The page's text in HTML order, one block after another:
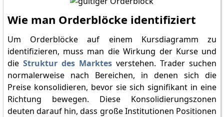
Wie man Orderblöcke identifiziert
Um Orderblöcke auf einem Kursdiagramm zu
identifizieren, muss man die Wirkung der Kurse und
die Struktur des Marktes verstehen. Trader suchen
normalerweise nach Bereichen, in denen sich die
Preise konsolidieren, bevor sie sich signifikant in eine
Richtung bewegen. Diese Konsolidierungszonen
deuten darauf hin, dass große Institutionen Positionen